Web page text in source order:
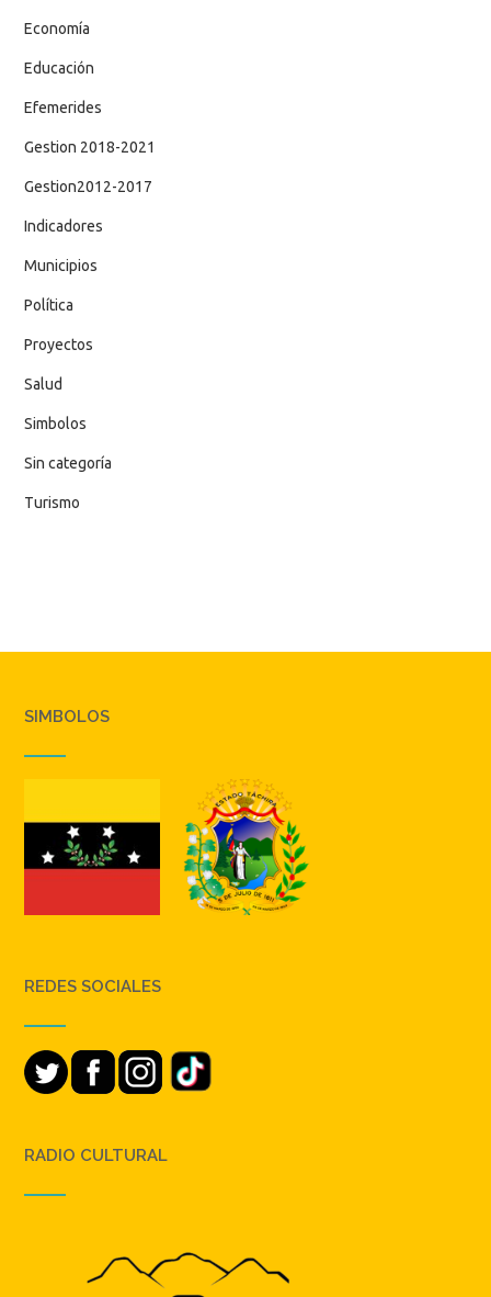
Economía
Educación
Efemerides
Gestion 2018-2021
Gestion2012-2017
Indicadores
Municipios
Política
Proyectos
Salud
Simbolos
Sin categoría
Turismo
SIMBOLOS
REDES SOCIALES
RADIO CULTURAL